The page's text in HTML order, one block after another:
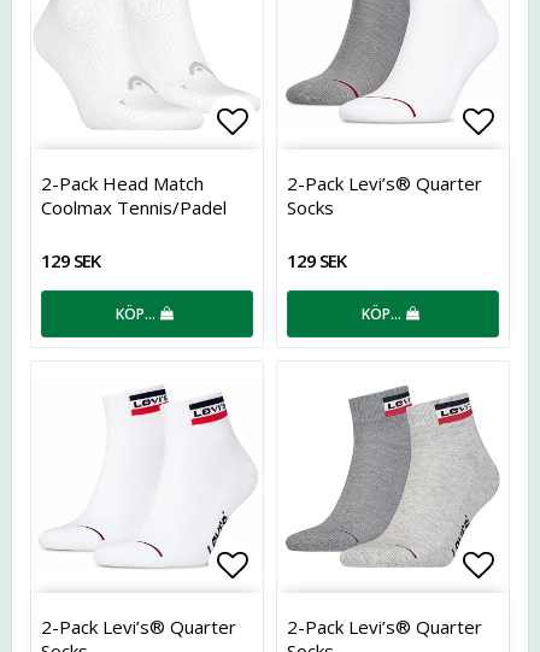
Lägg till i favoritlistan
2-Pack Head Match
Coolmax Tennis/Padel
129 SEK
KÖP…
2-Pack Levi’s® Quarter
Socks
129 SEK
KÖP…
Lägg till i favoritlistan
2-Pack Levi’s® Quarter
2-Pack Levi’s® Quarter